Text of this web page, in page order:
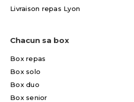
Livraison repas Lyon
Chacun sa box
Box repas
Box solo
Box duo
Box senior